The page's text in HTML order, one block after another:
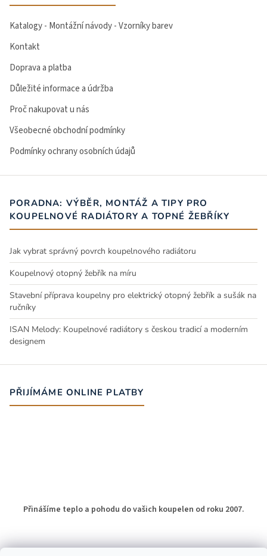
Katalogy - Montážní návody - Vzorníky barev
Kontakt
Doprava a platba
Důležité informace a údržba
Proč nakupovat u nás
Všeobecné obchodní podmínky
Podmínky ochrany osobních údajů
PORADNA: VÝBĚR, MONTÁŽ A TIPY PRO
KOUPELNOVÉ RADIÁTORY A TOPNÉ ŽEBŘÍKY
Jak vybrat správný povrch koupelnového radiátoru
Koupelnový otopný žebřík na míru
Stavební příprava koupelny pro elektrický otopný žebřík a sušák na
ručníky
ISAN Melody: Koupelnové radiátory s českou tradicí a moderním
designem
PŘIJÍMÁME ONLINE PLATBY
Přinášíme teplo a pohodu do vašich koupelen od roku 2007.